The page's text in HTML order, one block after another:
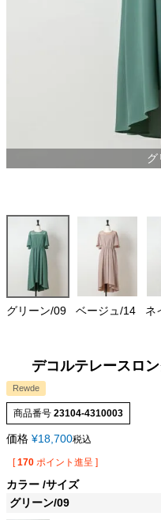
グ
グリーン/09 ベージュ/14 ネ
デコルテレースロ
Rewde
商品番号 23104-4310003
価格 ¥18,700税込
[ 170 ポイント進呈 ]
カラー サイズ
グリーン/09